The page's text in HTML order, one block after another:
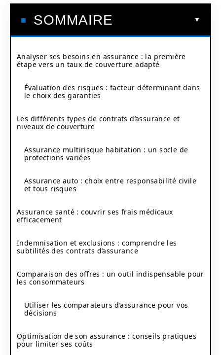
SOMMAIRE
Analyser ses besoins en assurance : la première
étape vers un taux de couverture adapté
Évaluation des risques : facteur déterminant dans
le choix des garanties
Les différents types de contrats d’assurance et
niveaux de couverture
Assurance multirisque habitation : un socle de
protections variées
Assurance auto : choix entre responsabilité civile
et tous risques
Assurance santé : couvrir ses frais médicaux
efficacement
Indemnisation et exclusions : comprendre les
subtilités des contrats d’assurance
Comparaison des offres : un outil indispensable pour
les consommateurs
Utiliser les comparateurs d’assurance pour vos
décisions
Optimisation de son assurance : conseils pratiques
pour limiter ses coûts